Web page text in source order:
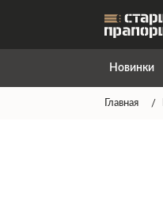
Новинки
Главная